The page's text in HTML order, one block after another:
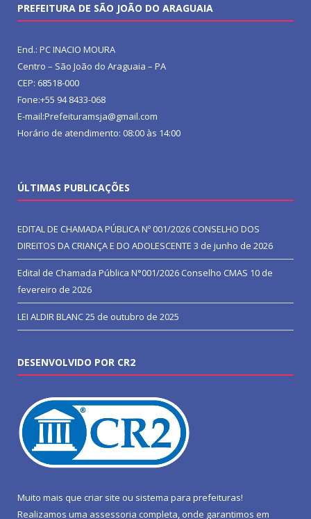
PREFEITURA DE SÃO JOÃO DO ARAGUAIA
End.: PC INACIO MOURA
Centro – São João do Araguaia – PA
CEP: 68518-000
Fone:+55 94 8433-068
E-mail:Prefeituramsja@gmail.com
Horário de atendimento: 08:00 às 14:00
ÚLTIMAS PUBLICAÇÕES
EDITAL DE CHAMADA PÚBLICA Nº 001/2026 CONSELHO DOS
DIREITOS DA CRIANÇA E DO ADOLESCENTE 3 de junho de 2026
Edital de Chamada Pública N°001/2026 Conselho CMAS 10 de
fevereiro de 2026
LEI ALDIR BLANC25 de outubro de 2025
DESENVOLVIDO POR CR2
Muito mais que criar site ou sistema para prefeituras!
Realizamos uma assessoria completa, onde garantimos em